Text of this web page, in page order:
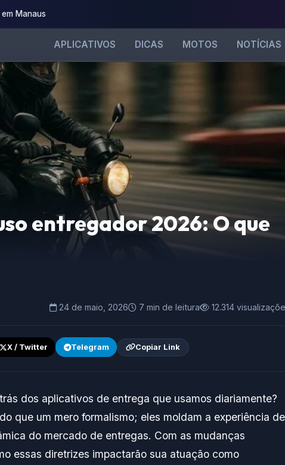
Manaus
APLICATIVOS DICAS MOTOS NOTÍCIAS
entregador 2026: O que
24 de maio, 2026 7 min de leitura 12.314
X / Twitter Telegram Copiar Link
dos aplicativos de entrega que usamos diariamente?
que um mero formalismo; eles moldam a experiência de
do mercado de entregas. Com as mudanças
essas diretrizes impactarão sua atuação como